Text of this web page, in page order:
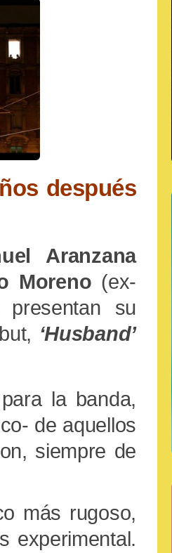
después
Aranzana
Moreno (ex-
su
‘Husband’
la banda,
de aquellos
siempre de
más rugoso,
experimental.